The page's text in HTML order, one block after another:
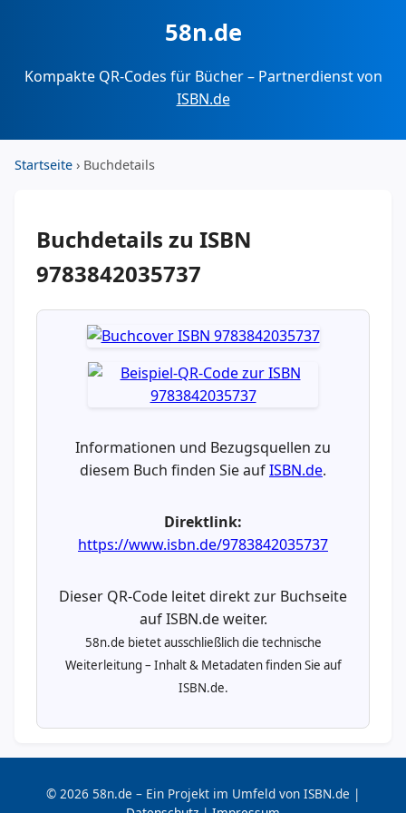
58n.de
Kompakte QR-Codes für Bücher – Partnerdienst von
ISBN.de
Startseite › Buchdetails
Buchdetails zu ISBN
9783842035737
Informationen und Bezugsquellen zu
diesem Buch finden Sie aufISBN.de.
Direktlink:
https://www.isbn.de/9783842035737
Dieser QR-Code leitet direkt zur Buchseite
auf ISBN.de weiter.
58n.de bietet ausschließlich die technische
Weiterleitung – Inhalt & Metadaten finden Sie auf
ISBN.de.
© 2026 58n.de – Ein Projekt im Umfeld von ISBN.de |